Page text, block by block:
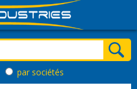
par sociétés